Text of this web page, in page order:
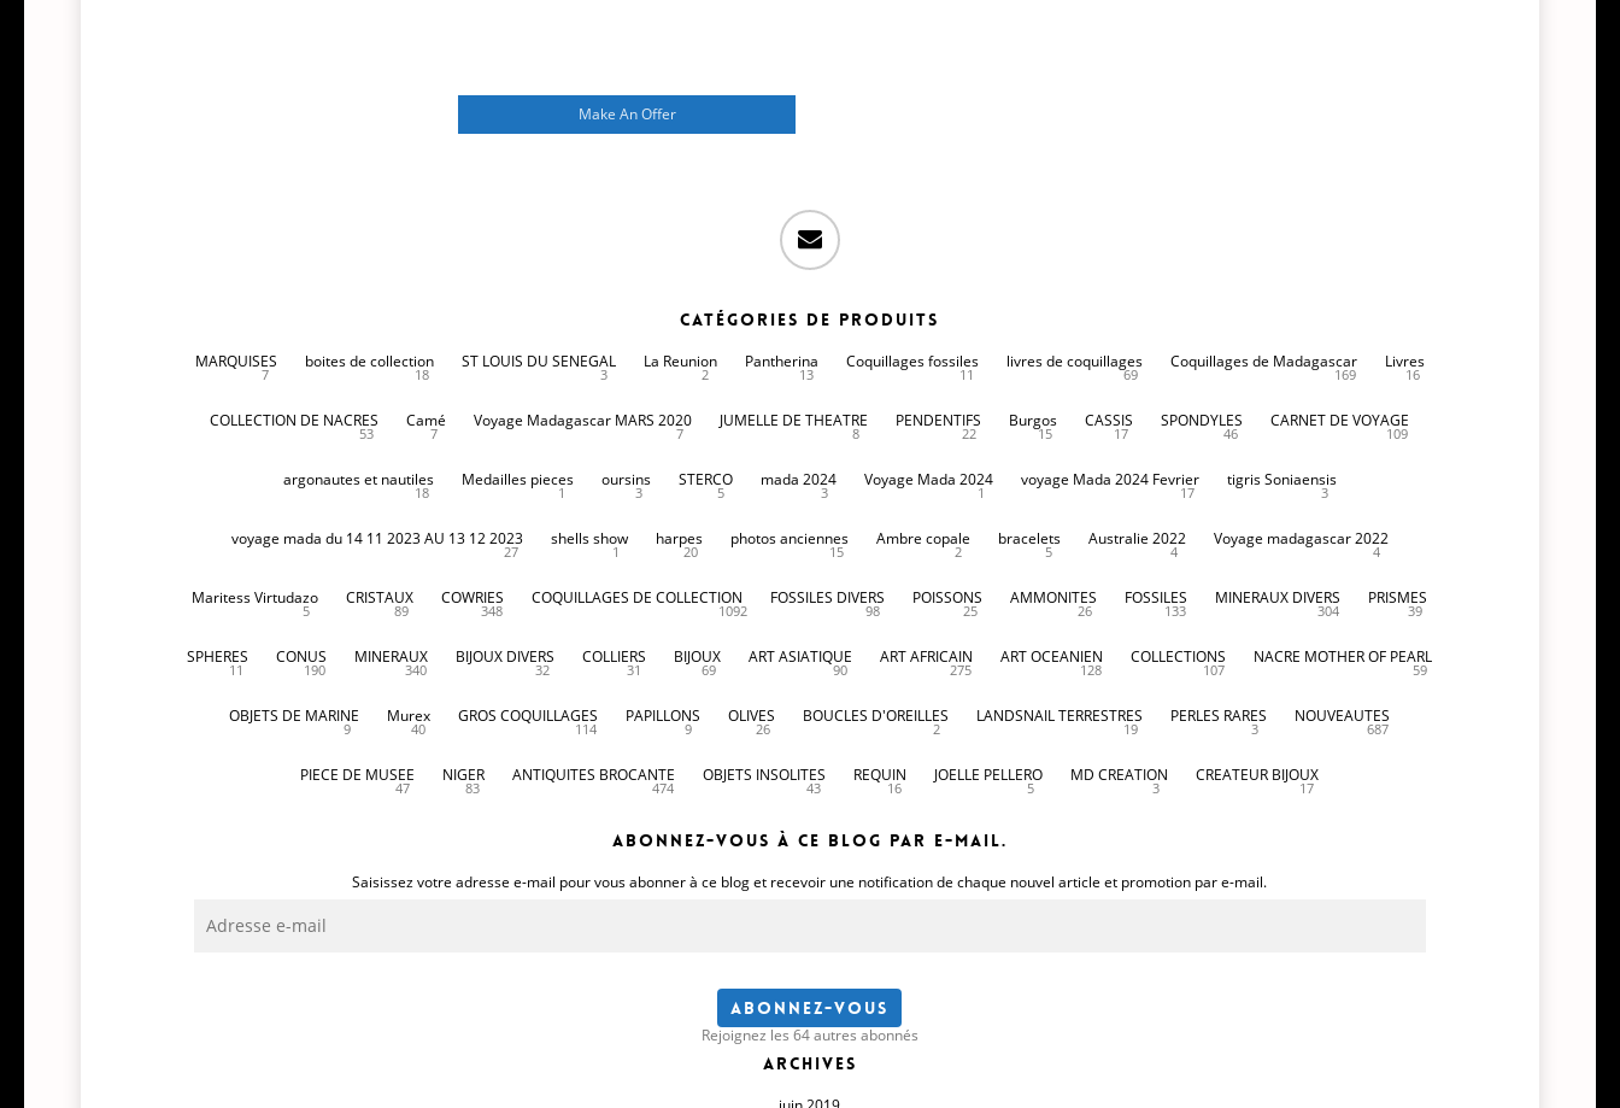
Make An Offer
email
Catégories de produits
MARQUISES
7
boites de collection
18
ST LOUIS DU SENEGAL
3
La Reunion
2
Pantherina
13
Coquillages fossiles
11
livres de coquillages
69
Coquillages de Madagascar
169
Livres
16
COLLECTION DE NACRES
53
Camé
7
Voyage Madagascar MARS 2020
7
JUMELLE DE THEATRE
8
PENDENTIFS
22
Burgos
15
CASSIS
17
SPONDYLES
46
CARNET DE VOYAGE
109
argonautes et nautiles
18
Medailles pieces
1
oursins
3
STERCO
5
mada 2024
3
Voyage Mada 2024
1
voyage Mada 2024 Fevrier
17
tigris Soniaensis
3
voyage mada du 14 11 2023 AU 13 12 2023
27
shells show
1
harpes
20
photos anciennes
15
Ambre copale
2
bracelets
5
Australie 2022
4
Voyage madagascar 2022
4
Maritess Virtudazo
5
CRISTAUX
89
COWRIES
348
COQUILLAGES DE COLLECTION
1092
FOSSILES DIVERS
98
POISSONS
25
AMMONITES
26
FOSSILES
133
MINERAUX DIVERS
304
PRISMES
39
SPHERES
11
CONUS
190
MINERAUX
340
BIJOUX DIVERS
32
COLLIERS
31
BIJOUX
69
ART ASIATIQUE
90
ART AFRICAIN
275
ART OCEANIEN
128
COLLECTIONS
107
NACRE MOTHER OF PEARL
59
OBJETS DE MARINE
9
Murex
40
GROS COQUILLAGES
114
PAPILLONS
9
OLIVES
26
BOUCLES D'OREILLES
2
LANDSNAIL TERRESTRES
19
PERLES RARES
3
NOUVEAUTES
687
PIECE DE MUSEE
47
NIGER
83
ANTIQUITES BROCANTE
474
OBJETS INSOLITES
43
REQUIN
16
JOELLE PELLERO
5
MD CREATION
3
CREATEUR BIJOUX
17
Abonnez-vous à ce blog par e-mail.
Saisissez votre adresse e-mail pour vous abonner à ce blog et recevoir une notification de chaque nouvel article et promotion par e-mail.
Abonnez-vous
Rejoignez les 64 autres abonnés
Archives